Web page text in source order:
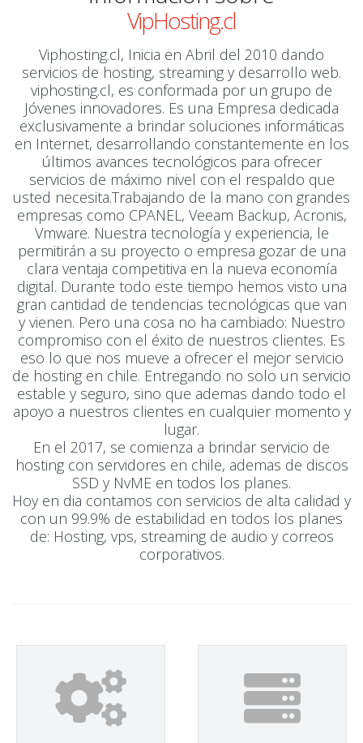
VipHosting.cl
Viphosting.cl, Inicia en Abril del 2010 dando
servicios de hosting, streaming y desarrollo web.
viphosting.cl, es conformada por un grupo de
Jóvenes innovadores. Es una Empresa dedicada
exclusivamente a brindar soluciones informáticas
en Internet, desarrollando constantemente en los
últimos avances tecnológicos para ofrecer
servicios de máximo nivel con el respaldo que
usted necesita.Trabajando de la mano con grandes
empresas como CPANEL, Veeam Backup, Acronis,
Vmware. Nuestra tecnología y experiencia, le
permitirán a su proyecto o empresa gozar de una
clara ventaja competitiva en la nueva economía
digital. Durante todo este tiempo hemos visto una
gran cantidad de tendencias tecnológicas que van
y vienen. Pero una cosa no ha cambiado: Nuestro
compromiso con el éxito de nuestros clientes. Es
eso lo que nos mueve a ofrecer el mejor servicio
de hosting en chile. Entregando no solo un servicio
estable y seguro, sino que ademas dando todo el
apoyo a nuestros clientes en cualquier momento y
lugar.
En el 2017, se comienza a brindar servicio de
hosting con servidores en chile, ademas de discos
SSD y NvME en todos los planes.
Hoy en dia contamos con servicios de alta calidad y
con un 99.9% de estabilidad en todos los planes
de: Hosting, vps, streaming de audio y correos
corporativos.